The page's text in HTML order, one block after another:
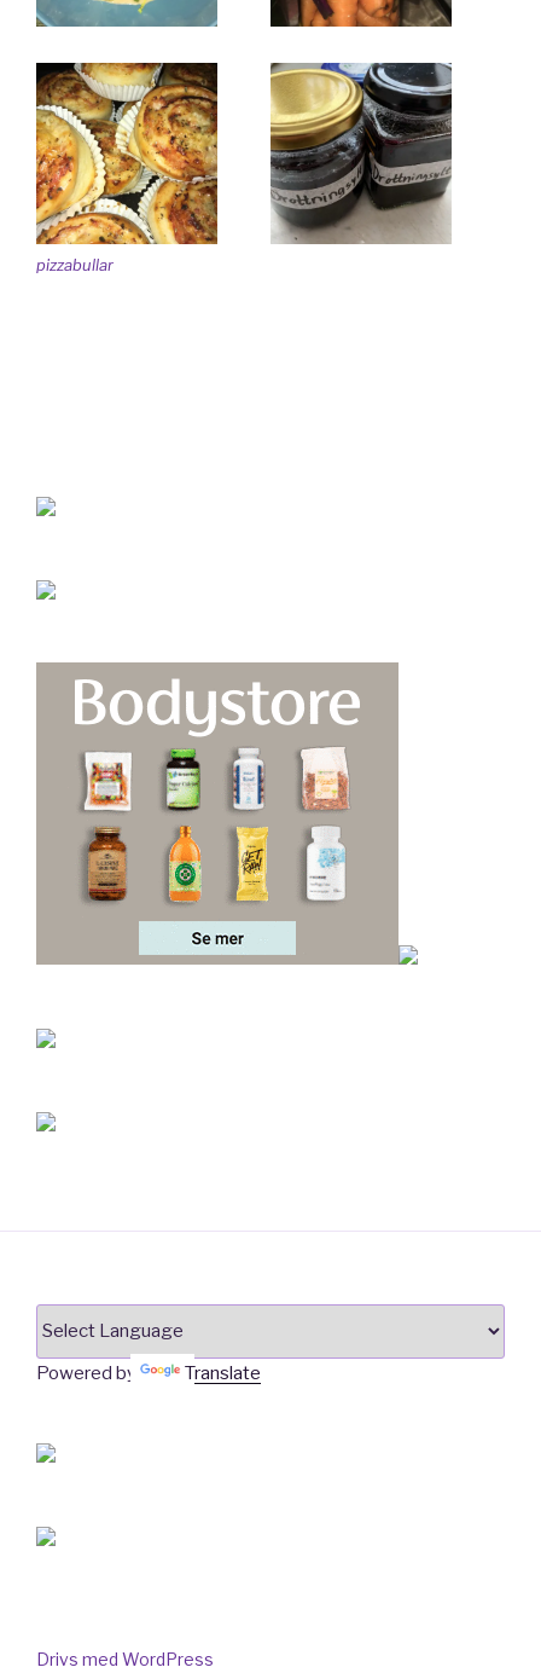
pizzabullar
Powered by Translate
Drivs med WordPress